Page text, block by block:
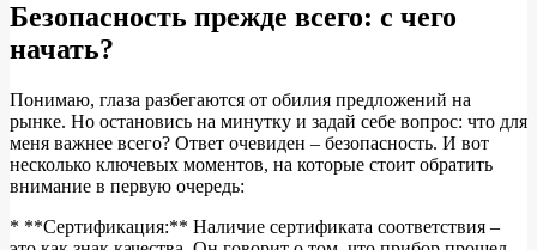
Безопасность прежде всего: с чего
начать?
Понимаю, глаза разбегаются от обилия предложений на
рынке. Но остановись на минутку и задай себе вопрос: что для
меня важнее всего? Ответ очевиден – безопасность. И вот
несколько ключевых моментов, на которые стоит обратить
внимание в первую очередь:
* **Сертификация:** Наличие сертификата соответствия –